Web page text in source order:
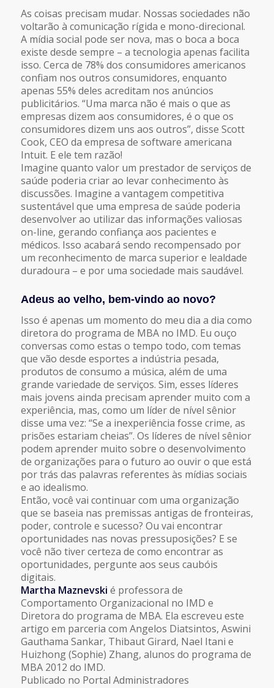
As coisas precisam mudar. Nossas sociedades não
voltarão à comunicação rígida e mono-direcional.
A mídia social pode ser nova, mas o boca a boca
existe desde sempre – a tecnologia apenas facilita
isso. Cerca de 78% dos consumidores americanos
confiam nos outros consumidores, enquanto
apenas 55% deles acreditam nos anúncios
publicitários. “Uma marca não é mais o que as
empresas dizem aos consumidores, é o que os
consumidores dizem uns aos outros”, disse Scott
Cook, CEO da empresa de software americana
Intuit. E ele tem razão!
Imagine quanto valor um prestador de serviços de
saúde poderia criar ao levar conhecimento às
discussões. Imagine a vantagem competitiva
sustentável que uma empresa de saúde poderia
desenvolver ao utilizar das informações valiosas
on-line, gerando confiança aos pacientes e
médicos. Isso acabará sendo recompensado por
um reconhecimento de marca superior e lealdade
duradoura – e por uma sociedade mais saudável.
Adeus ao velho, bem-vindo ao novo?
Isso é apenas um momento do meu dia a dia como
diretora do programa de MBA no IMD. Eu ouço
conversas como estas o tempo todo, com temas
que vão desde esportes a indústria pesada,
produtos de consumo a música, além de uma
grande variedade de serviços. Sim, esses líderes
mais jovens ainda precisam aprender muito com a
experiência, mas, como um líder de nível sênior
disse uma vez: “Se a inexperiência fosse crime, as
prisões estariam cheias”. Os líderes de nível sênior
podem aprender muito sobre o desenvolvimento
de organizações para o futuro ao ouvir o que está
por trás das palavras referentes às mídias sociais
e ao idealismo.
Então, você vai continuar com uma organização
que se baseia nas premissas antigas de fronteiras,
poder, controle e sucesso? Ou vai encontrar
oportunidades nas novas pressuposições? E se
você não tiver certeza de como encontrar as
oportunidades, pergunte aos seus caubóis
digitais.
Martha Maznevski é professora de
Comportamento Organizacional no IMD e
Diretora do programa de MBA. Ela escreveu este
artigo em parceria com Angelos Diatsintos, Aswini
Gauthama Sankar, Thibaut Girard, Nael Itani e
Huizhong (Sophie) Zhang, alunos do programa de
MBA 2012 do IMD.
Publicado no Portal Administradores